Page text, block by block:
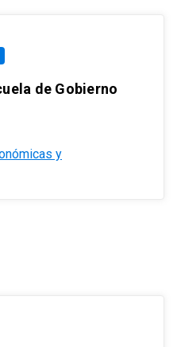
de Gobierno
y